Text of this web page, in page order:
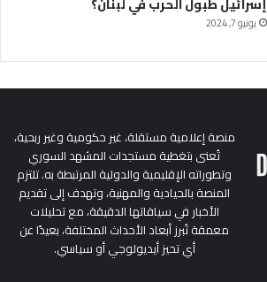
يونيو 7, 2024
منصة إعلامية مستقلة، غير حكومية وغير ربحية،
تُعنى بتغطية مستجدات المشهد السوري
وتطوراته الإقليمية والدولية المرتبطة به. تلتزم
المنصة بالحيادية والمهنية، وتهدف إلى تقديم
الأخبار في سياقاتها الدقيقة، مع تحليلات
معمقة تُبرز أبعاد الأحداث المختلفة، بعيدًا عن
أي تحيز أيديولوجي أو سياسي.